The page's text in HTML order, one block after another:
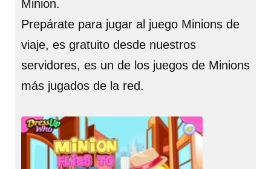
Minion.
Prepárate para jugar al juego Minions de
viaje, es gratuito desde nuestros
servidores, es un de los juegos de Minions
más jugados de la red.